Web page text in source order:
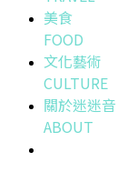
美食
FOOD
文化藝術
CULTURE
關於迷迷音
ABOUT